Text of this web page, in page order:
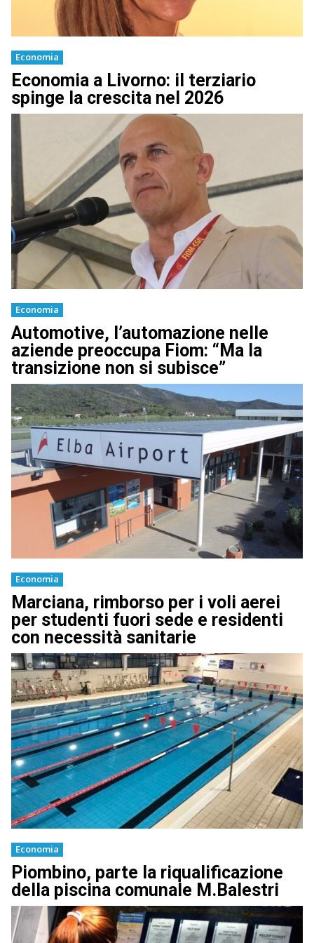
Economia
Economia a Livorno: il terziario
spinge la crescita nel 2026
Economia
Automotive, l’automazione nelle
aziende preoccupa Fiom: “Ma la
transizione non si subisce”
Economia
Marciana, rimborso per i voli aerei
per studenti fuori sede e residenti
con necessità sanitarie
Economia
Piombino, parte la riqualificazione
della piscina comunale M.Balestri